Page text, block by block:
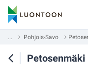
... Pohjois-Savo
Petosenmäki